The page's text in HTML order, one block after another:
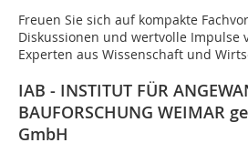
Freuen Sie sich auf kompakte
Diskussionen und wertvolle Impulse
Experten aus Wissenschaft und
IAB - INSTITUT FÜR
BAUFORSCHUNG WEIMAR
GmbH